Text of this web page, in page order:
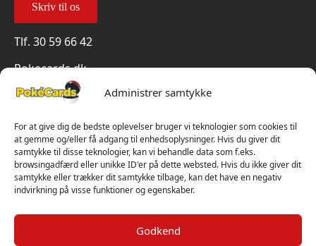
Administrer samtykke
For at give dig de bedste oplevelser bruger vi teknologier som cookies til
at gemme og/eller få adgang til enhedsoplysninger. Hvis du giver dit
samtykke til disse teknologier, kan vi behandle data som f.eks.
browsingadfærd eller unikke ID'er på dette websted. Hvis du ikke giver dit
samtykke eller trækker dit samtykke tilbage, kan det have en negativ
indvirkning på visse funktioner og egenskaber.
Godkend
Skriv til os
Tlf. 30 59 66 42
Pokecards.dk
Administreres af Papklubben ApS (CVR: 40704647)
Om Pokecards.dk
Blog / Viden
Fragt og levering
Persondatapolitik
Handelsbetingelser